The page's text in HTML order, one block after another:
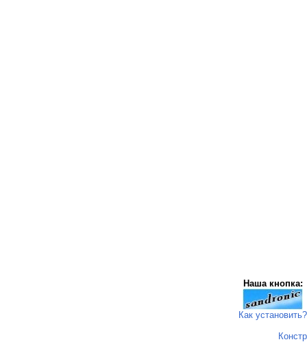
Наша кнопка:
Как установить?